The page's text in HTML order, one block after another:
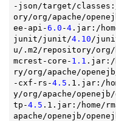
-json/target/classes:/
ory/org/apache/
ee-api-6.0 -4.jar:/
junit/junit/4.10 /
u/.m2/repository/org/
mcrest-core- 1.1 .jar:/
ry/org/apache/
-cxf-rs-4.5 .1.jar:/
y/org/apache/
tp-4.5 .1.jar:/home/
apache/openejb/